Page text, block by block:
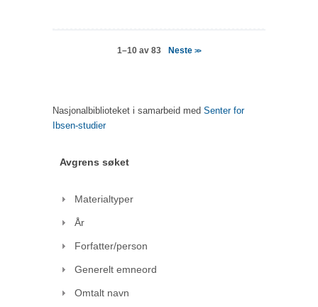
1–10 av 83 Neste>>
Nasjonalbiblioteket i samarbeid med Senter for
Ibsen-studier
Avgrens søket
Materialtyper
År
Forfatter/person
Generelt emneord
Omtalt navn